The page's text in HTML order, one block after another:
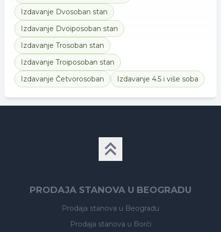
Izdavanje Dvosoban stan
Izdavanje Dvoiposoban stan
Izdavanje Trosoban stan
Izdavanje Troiposoban stan
Izdavanje Četvorosoban Izdavanje 4.5 i više soba
PRODAJA STANOVA U BEOGRADU
Prodaja stanova u Beogradu
Prodaja stanova u Borči